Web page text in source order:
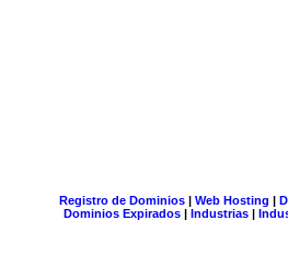
Registro de Dominios| Web Hosting |
Dominios Expirados | Industrias |